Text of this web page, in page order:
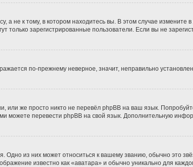
не к тому, в котором находитесь вы. В этом случае измените
только зарегистрированные пользователи. Если вы не
по-прежнему неверное, значит, неправильно
или же просто никто не перевёл phpBB на ваш язык.
можете перевести phpBB на свой язык. Дополнительную
Одно из них может относиться к вашему званию, обычно это
известно как «аватара» и обычно уникально для